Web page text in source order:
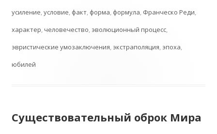
усиление,условие, факт, форма, формула, Франческо Реди,
характер,человечество, эволюционный процесс,
эвристические умозаключения, экстраполяция, эпоха,
юбилей
Существовательный оброк Мира